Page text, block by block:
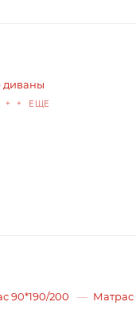
диваны
+ + ЕЩЕ
90*190/200 Матрас